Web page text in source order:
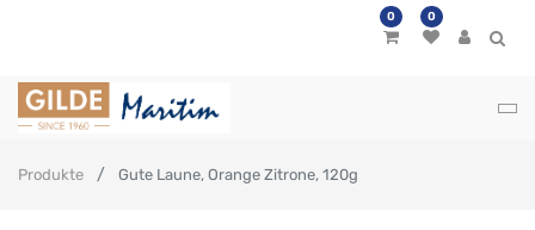
0 0
Produkte Gute Laune, Orange Zitrone, 120g